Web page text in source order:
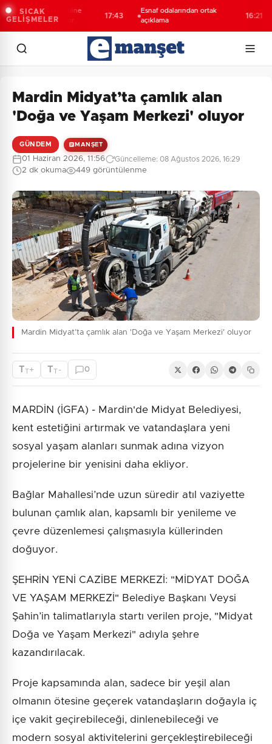
SICAK
GELİŞMELER
kombine
tarihi rekor
17:43
Esnaf odalarından ortak
açıklama
16:21
Mardin Midyat’ta çamlık alan
'Doğa ve Yaşam Merkezi' oluyor
GÜNDEM MANŞET
01 Haziran 2026, 11:56 Güncelleme: 08 Ağustos 2026, 16:29
2 dk okuma 449 görüntülenme
Mardin Midyat’ta çamlık alan 'Doğa ve Yaşam Merkezi' oluyor
TT+ TT - 0
MARDİN (İGFA) - Mardin'de Midyat Belediyesi,
kent estetiğini artırmak ve vatandaşlara yeni
sosyal yaşam alanları sunmak adına vizyon
projelerine bir yenisini daha ekliyor.
Bağlar Mahallesi’nde uzun süredir atıl vaziyette
bulunan çamlık alan, kapsamlı bir yenileme ve
çevre düzenlemesi çalışmasıyla küllerinden
doğuyor.
ŞEHRİN YENİ CAZİBE MERKEZİ: "MİDYAT DOĞA
VE YAŞAM MERKEZİ" Belediye Başkanı Veysi
Şahin’in talimatlarıyla startı verilen proje, "Midyat
Doğa ve Yaşam Merkezi" adıyla şehre
kazandırılacak.
Proje kapsamında alan, sadece bir yeşil alan
olmanın ötesine geçerek vatandaşların doğayla iç
içe vakit geçirebileceği, dinlenebileceği ve
modern sosyal aktivitelerini gerçekleştirebileceği